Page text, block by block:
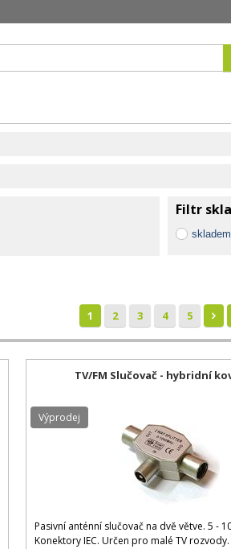
Filtr
skladem
1 2 3 4 5
TV/FM Slučovač - hybridní
Pasivní anténní slučovač na dvě větve. 5 -
Konektory IEC. Určen pro malé TV rozvody.
Výprodej